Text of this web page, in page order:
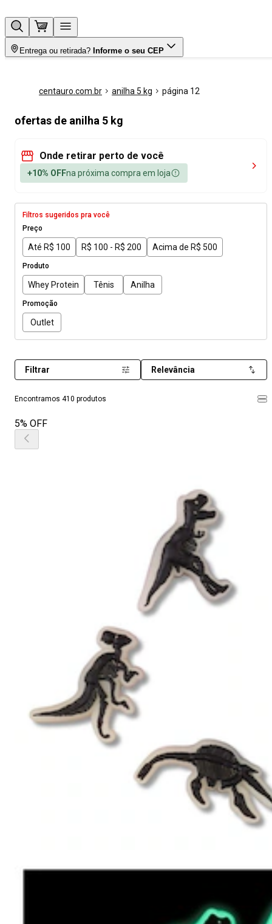
Entrega ou retirada? Informe o seu CEP
centauro.com.br anilha 5 kg página 12
ofertas de anilha 5 kg
Onde retirar perto de você
+10% OFFna próxima compra em loja
Filtros sugeridos pra você
Preço
Até R$ 100 R$ 100 - R$ 200 Acima de R$ 500
Produto
Whey Protein Tênis Anilha
Promoção
Outlet
Encontramos 410 produtos
Filtrar Relevância
5% OFF